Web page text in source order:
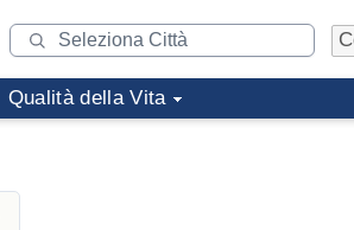
Qualità della Vita